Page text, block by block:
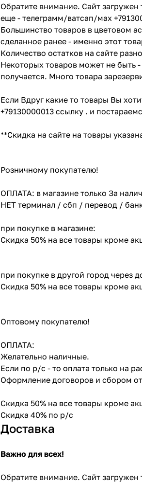
Обратите внимание. Сайт
еще - телеграмм/ватсап/мах
Большинство товаров в цветовом
сделанное ранее - именно этот
Количество остатков на сайте
Некоторых товаров может не быть
получается. Много товара
Если Вдруг какие то товары Вы
+79130000013 ссылку . и
**Скидка на сайте на товары
Розничному покупателю!
ОПЛАТА: в магазине только За
НЕТ терминал / сбп / перевод /
при покупке в магазине:
Скидка 50% на все товары кроме
при покупке в другой город через
Скидка 50% на все товары кроме
Оптовому покупателю!
ОПЛАТА:
Желательно наличные.
Если по р/с - то оплата только на
Оформление договоров и сбором
Скидка 50% на все товары кроме
Скидка 40% по р/с
Доставка
Важно для всех!
Обратите внимание. Сайт